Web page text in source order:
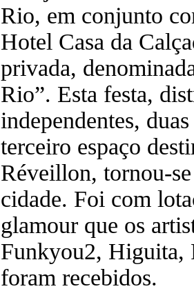
Rio, em conjunto
Hotel Casa da
privada,
Rio”. Esta festa,
independentes,
terceiro espaço
Réveillon, tornou-
cidade. Foi com
glamour que os
Funkyou2, Higuita,
foram recebidos.